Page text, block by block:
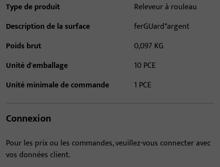
Type de produit
Releveur à rouleau
Description de la surface
ferGUard*argent
Poids brut
0,097 KG
Unité d'emballage
10 PCE
Unité minimale de commande
1 PCE
Connexion
Pour les prix ou les commandes, veuillez-vous connecter avec
vos données client.